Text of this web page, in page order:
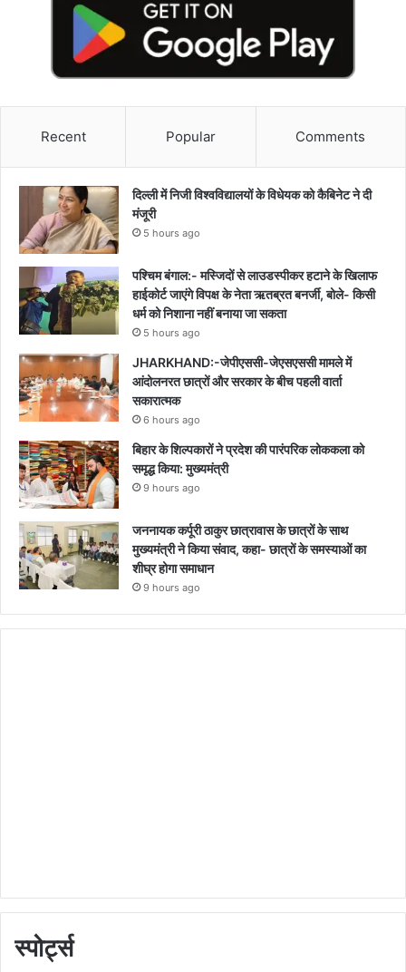
Recent Popular Comments
दिल्ली में निजी विश्वविद्यालयों के विधेयक को कैबिनेट ने दी
मंजूरी
5 hours ago
पश्चिम बंगाल:- मस्जिदों से लाउडस्पीकर हटाने के खिलाफ
हाईकोर्ट जाएंगे विपक्ष के नेता ऋतब्रत बनर्जी, बोले- किसी
धर्म को निशाना नहीं बनाया जा सकता
5 hours ago
JHARKHAND:-जेपीएससी-जेएसएससी मामले में
आंदोलनरत छात्रों और सरकार के बीच पहली वार्ता
सकारात्मक
6 hours ago
बिहार के शिल्पकारों ने प्रदेश की पारंपरिक लोककला को
समृद्ध किया: मुख्यमंत्री
9 hours ago
जननायक कर्पूरी ठाकुर छात्रावास के छात्रों के साथ
मुख्यमंत्री ने किया संवाद, कहा- छात्रों के समस्याओं का
शीघ्र होगा समाधान
9 hours ago
स्पोर्ट्स